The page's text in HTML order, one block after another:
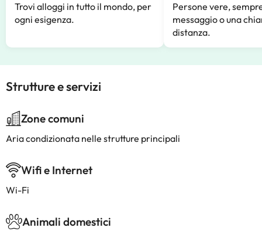
Trovi alloggi in tutto il mondo, per
ogni esigenza.
Persone vere,
messaggio o una
distanza.
Strutture e servizi
Zone comuni
Aria condizionata nelle strutture principali
Wifi e Internet
Wi-Fi
Animali domestici